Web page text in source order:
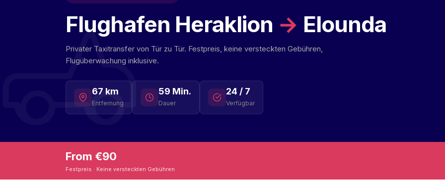
Flughafen Heraklion → Elounda
Privater Taxitransfer von Tür zu Tür. Festpreis, keine versteckten Gebühren,
Flugüberwachung inklusive.
67 km
Entfernung
59 Min.
Dauer
24 / 7
Verfügbar
From €90
Festpreis · Keine versteckten Gebühren